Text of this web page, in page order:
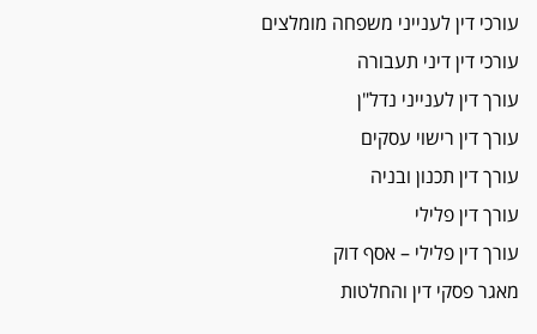
אשם
ההסדר: 7-9 שנות מאסר
דין ומקרקעין
עורך דין ברמת השרון נחקר בחשד למרמה בעסקת
"אני מכינה 5-6 ג'וינטים ביום"
שנחשף בפעילות בלשים בטלגרם
לא בכל יום
עורכי דין לענייני משפחה מומלצים
עורכי דין דיני תעבורה
עורך דין לענייני נדל"ן
עורך דין רישוי עסקים
עורך דין תכנון ובניה
עורך דין פלילי
עורך דין פלילי – אסף דוק
מאגר פסקי דין והחלטות